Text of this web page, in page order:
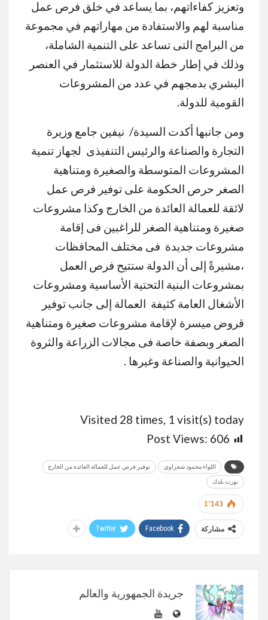
وتعزيز كفاءاتهم، بما يساعد في خلق فرص عمل
مناسبة لهم والاستفادة من مهاراتهم في مجموعة
من البرامج التى تساعد على التنمية الشاملة،
وذلك في إطار خطة الدولة للاستثمار في العنصر
البشري بدمجهم في عدد من المشروعات
القومية للدولة.
ومن جانبها أكدت السيدة/ نيفين جامع وزيرة
التجارة والصناعة والرئيس التنفيذى لجهاز تنمية
المشروعات المتوسطة والصغيرة ومتناهية
الصغر حرص الحكومة على توفير فرص عمل
لائقة للعمالة العائدة من الخارج وكذا مشروعات
صغيرة ومتناهية الصغر للراغبين فى إقامة
مشروعات جديدة فى مختلف المحافظات
،مشيرةً إلى أن الدولة ستتيح فرص العمل
بمشروعات البنية التحتية الأساسية ومشروعات
الأشغال العامة كثيفة العمالة إلى جانب توفير
قروض ميسرة لإقامة مشروعات صغيرة ومتناهية
الصغر وبصفة خاصة فى مجالات الزراعة والثروة
الحيوانية والصناعة وغيرها .
Visited 28 times, 1 visit(s) today
Post Views: 606
اللواء محمود شعراوي توفير فرص عمل للعمالة العائدة من الخارج
نورت بلدك
1٬143
مشاركة Facebook
Twitter
جريدة الجمهورية والعالم